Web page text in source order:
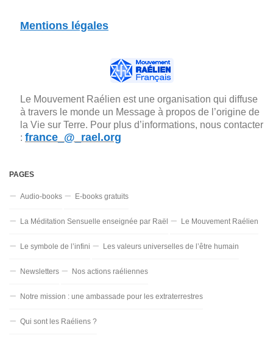
Mentions légales
Le Mouvement Raélien est une organisation qui diffuse
à travers le monde un Message à propos de l’origine de
la Vie sur Terre. Pour plus d’informations, nous contacter
: france_@_rael.org
PAGES
Audio-books E-books gratuits
La Méditation Sensuelle enseignée par Raël Le Mouvement Raélien
Le symbole de l’infini Les valeurs universelles de l’être humain
Newsletters Nos actions raéliennes
Notre mission : une ambassade pour les extraterrestres
Qui sont les Raéliens ?